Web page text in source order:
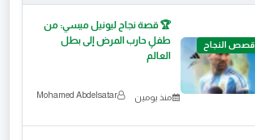
قصص النجاح
🏆 قصة نجاح ليونيل ميسي: من
طفلٍ حارب المرض إلى بطل
العالم
منذ يومين Mohamed Abdelsatar